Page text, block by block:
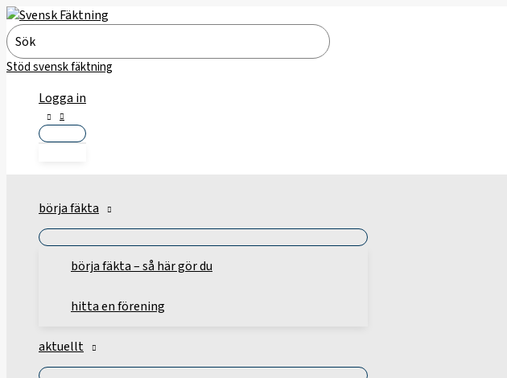
Hoppa
till
innehåll
Search
for:
Stöd svensk fäktning
Logga in
börja fäkta
börja fäkta – så här gör du
hitta en förening
aktuellt